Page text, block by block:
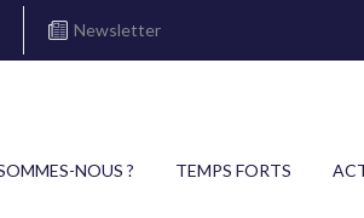
Newsletter
NOUS ? TEMPS FORTS